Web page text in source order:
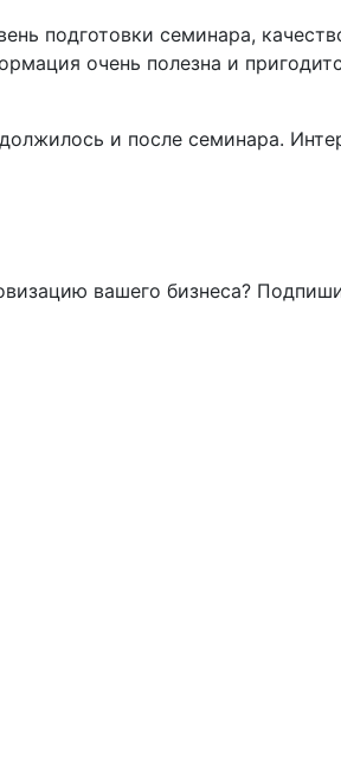
подготовки семинара,
очень полезна и
и после семинара.
вашего бизнеса?